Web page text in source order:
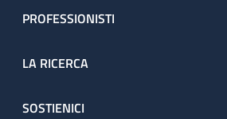
PROFESSIONISTI
LA RICERCA
SOSTIENICI